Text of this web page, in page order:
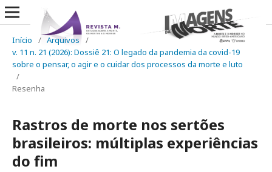
Início / Arquivos
/
v. 11 n. 21 (2026): Dossiê 21: O legado da pandemia da covid-19
sobre o pensar, o agir e o cuidar dos processos da morte e luto
/
Resenha
Rastros de morte nos sertões
brasileiros: múltiplas experiências
do fim